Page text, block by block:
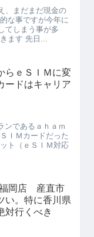
、まだまだ現金の
な事ですが今年に
てしまう事が多
ます 先日...
らｅＳＩＭに変
ードはキャリア
ンであるａｈａｍ
ＩＭカードだった
ト（ｅＳＩＭ対応
岡店 産直市
い。特に香川県
対行くべき